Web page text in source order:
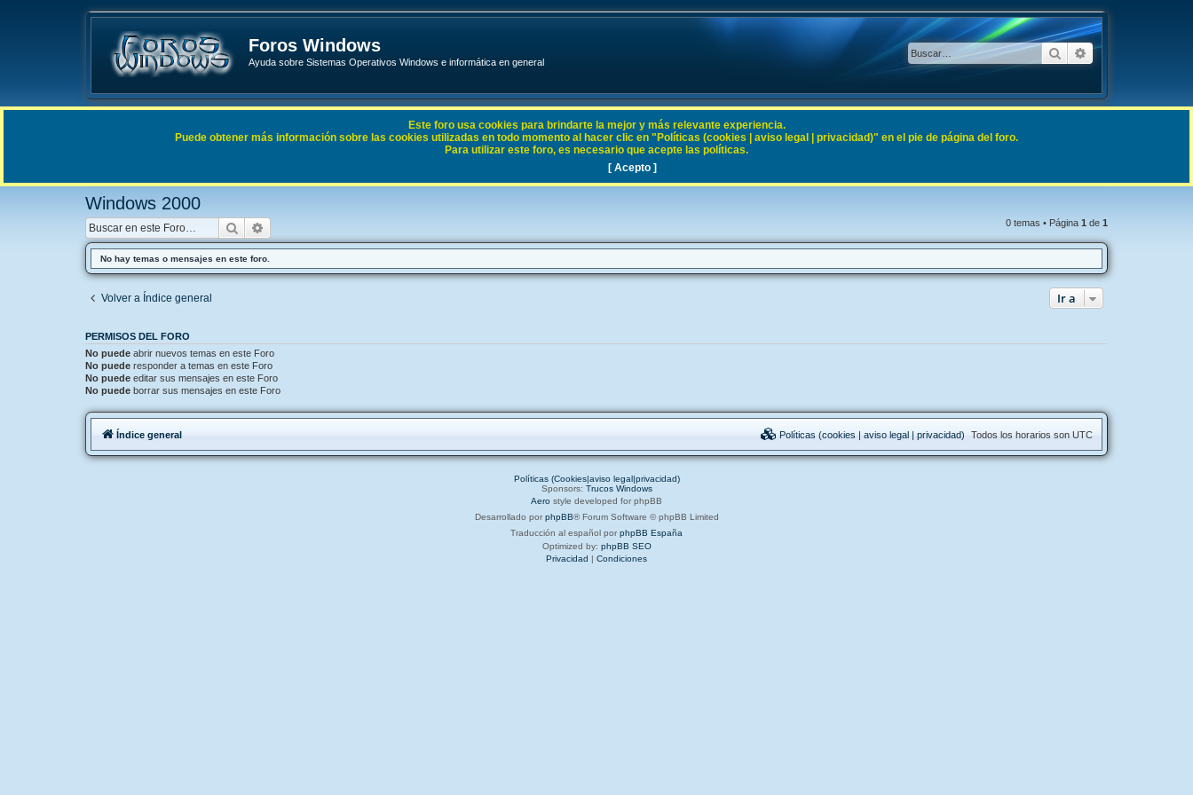
Foros Windows
Ayuda sobre Sistemas Operativos Windows e informática en general
BuscarBúsqueda
Enlaces rápidos FAQ
Windows 2000
Buscar 0 temas • Página 1 de 1
No hay temas o mensajes en este foro.
Volver a Índice general Ir a
PERMISOS DEL FORO
No puede abrir nuevos temas en este Foro
No puede responder a temas en este Foro
No puede editar sus mensajes en este Foro
No puede borrar sus mensajes en este Foro
Este foro usa cookies para brindarte la mejor y más relevante experiencia.
Puede obtener más información sobre las cookies utilizadas en todo momento al hacer clic en "Políticas (cookies | aviso legal | privacidad)" en el pie de página del foro.
Para utilizar este foro, es necesario que acepte las políticas.
[ Acepto ]
Índice general Todos los horarios son UTC
Políticas (cookies | aviso legal | privacidad)
Políticas (Cookies|aviso legal|privacidad)
Sponsors: Trucos Windows
Aero style developed for phpBB
Desarrollado por phpBB® Forum Software © phpBB Limited
Traducción al español por phpBB España
Optimized by: phpBB SEO
Privacidad | Condiciones